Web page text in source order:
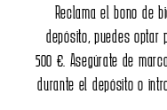
Reclama el
depósito,
500 €.
durante el